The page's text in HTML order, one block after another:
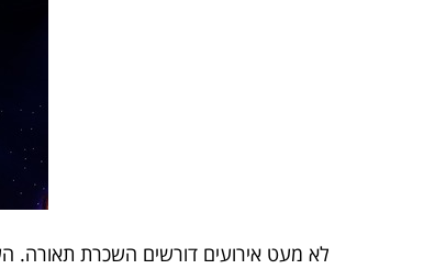
לא מעט אירועים דורשים השכרת תאורה.